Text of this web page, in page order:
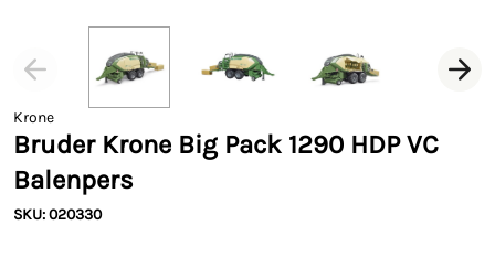
Krone
Bruder Krone Big Pack 1290 HDP VC
Balenpers
SKU: 020330